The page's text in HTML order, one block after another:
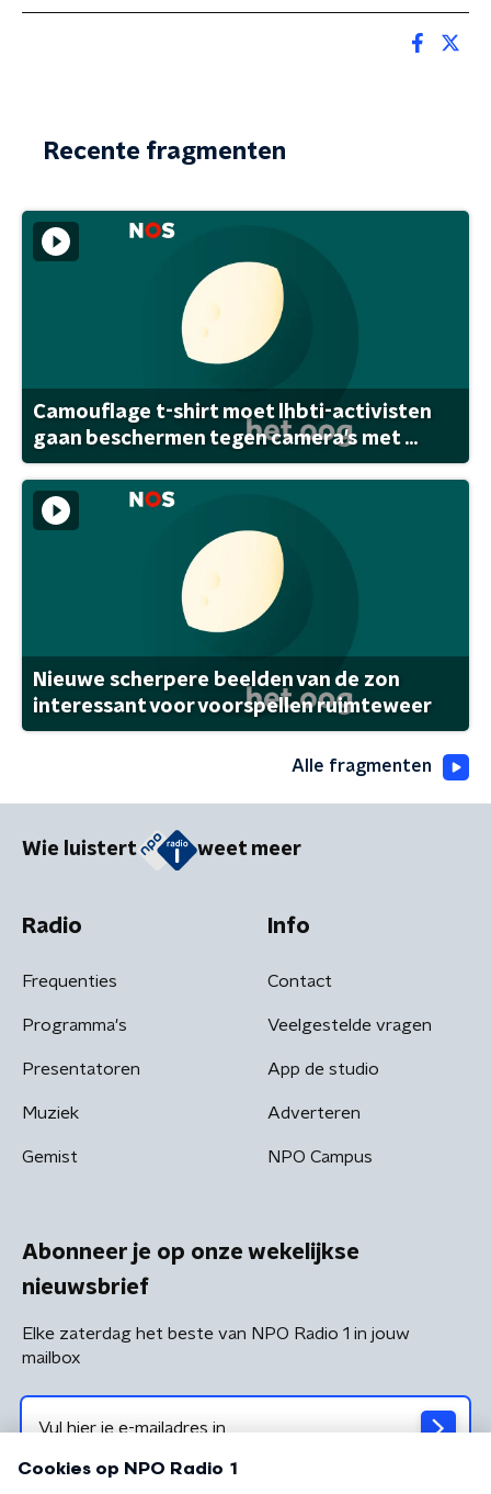
Recente fragmenten
Camouflage t-shirt moet lhbti-activisten
gaan beschermen tegen camera's met ...
Nieuwe scherpere beelden van de zon
interessant voor voorspellen ruimteweer
Alle fragmenten
Wie luistert weet meer
Radio
Frequenties
Programma's
Presentatoren
Muziek
Gemist
Info
Contact
Veelgestelde vragen
App de studio
Adverteren
NPO Campus
Abonneer je op onze wekelijkse
nieuwsbrief
Elke zaterdag het beste van NPO Radio 1 in jouw
mailbox